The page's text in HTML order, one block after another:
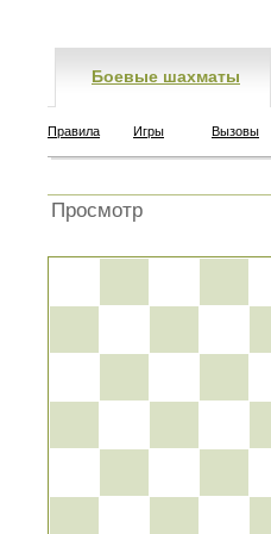
Боевые шахматы
Правила Игры Вызовы
Просмотр